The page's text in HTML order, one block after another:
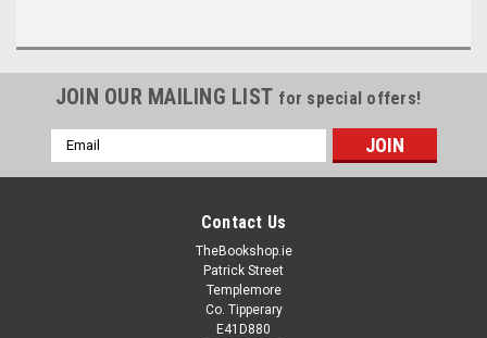
JOIN OUR MAILING LIST for special offers!
Email
Address
Contact Us
TheBookshop.ie
Patrick Street
Templemore
Co. Tipperary
E41D880